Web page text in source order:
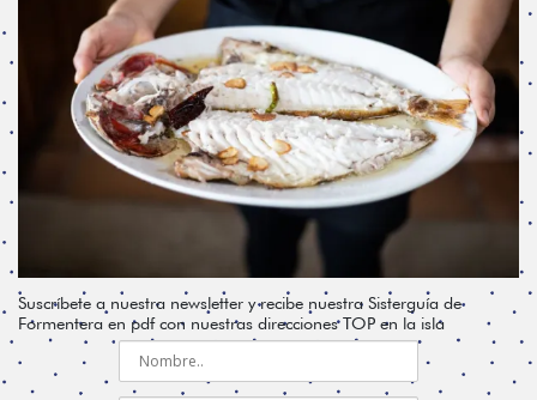
Suscríbete a nuestra newsletter y recibe nuestra Sisterguía de
Formentera en pdf con nuestras direcciones TOP en la isla